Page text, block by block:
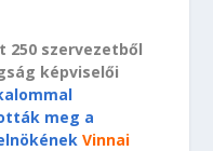
250 szervezetből
képviselői
meg a
Vinnai